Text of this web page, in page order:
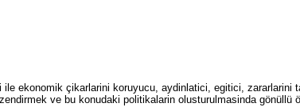
ekonomik çikarlarini koruyucu, aydinlatici, egitici, zararlarini
ve bu konudaki politikalarin olusturulmasinda gönüllü